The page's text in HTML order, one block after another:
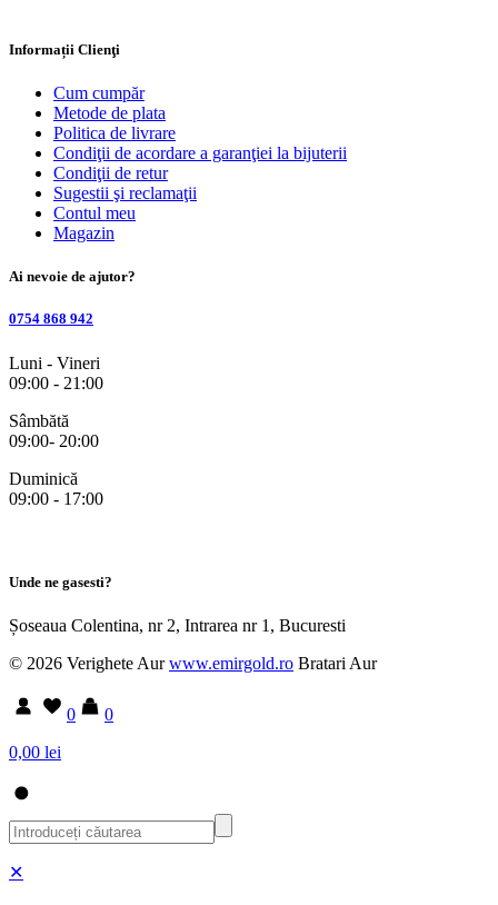
Informații Clienţi
Cum cumpăr
Metode de plata
Politica de livrare
Condiţii de acordare a garanţiei la bijuterii
Condiţii de retur
Sugestii şi reclamaţii
Contul meu
Magazin
Ai nevoie de ajutor?
0754 868 942
Luni - Vineri
09:00 - 21:00
Sâmbătă
09:00- 20:00
Duminică
09:00 - 17:00
Unde ne gasesti?
Șoseaua Colentina, nr 2, Intrarea nr 1, Bucuresti
© 2026 Verighete Aurwww.emirgold.ro Bratari Aur
0
0
0,00 lei
✕